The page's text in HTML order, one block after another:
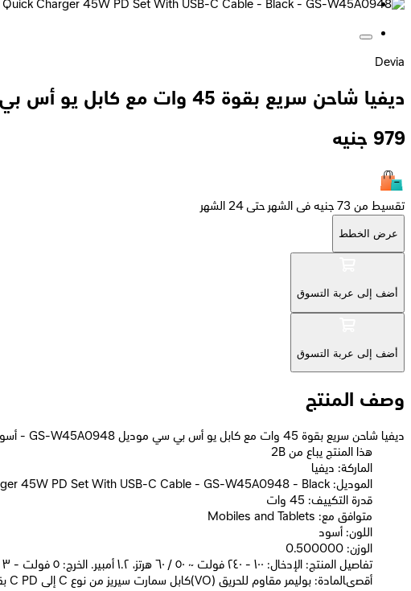
Devia
ديفيا شاحن سريع بقوة 45 وات مع كابل يو أس بي سي موديل GS-W45A0948 - أسود
979 جنيه
تقسيط من 73 جنيه فى الشهر حتى 24 الشهر
عرض الخطط
أضف إلى عربة التسوق
أضف إلى عربة التسوق
وصف المنتج
ديفيا شاحن سريع بقوة 45 وات مع كابل يو أس بي سي موديل GS-W45A0948 - أسود
2B هذا المنتج يباع من
الماركة: ديفيا
الموديل: DEVIA Rocket Series Quick Charger 45W PD Set With USB-C Cable - GS-W45A0948 - Black
قدرة التكييف: 45 وات
متوافق مع: Mobiles and Tablets
اللون: أسود
الوزن: 0.500000
أقصىالمادة: بوليمر مقاوم للحريق (VO)كابل سمارت سيريز من نوع C إلى C PD بقوة ١٠٠ واط (٥ أمبير، ١.٥ متر)طراز المنتج: EC317.قوة المخرج: ١٠٠ واتالمادة: TPE + ABSالوظائف: شحن ونقل بياناتالطول: ١.٥ متراللون: أسود